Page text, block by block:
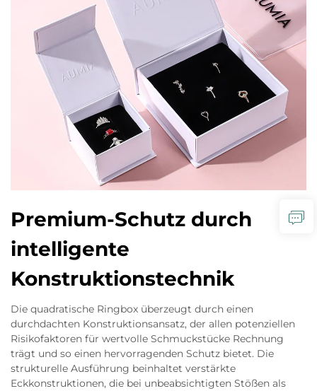
Premium-Schutz durch
intelligente
Konstruktionstechnik
Die quadratische Ringbox überzeugt durch einen
durchdachten Konstruktionsansatz, der allen potenziellen
Risikofaktoren für wertvolle Schmuckstücke Rechnung
trägt und so einen hervorragenden Schutz bietet. Die
strukturelle Ausführung beinhaltet verstärkte
Eckkonstruktionen, die bei unbeabsichtigten Stößen als